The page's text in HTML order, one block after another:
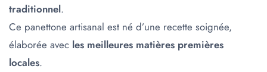
traditionnel.
Ce panettone artisanal est né d’une recette soignée,
élaborée avec les meilleures matières premières
locales.